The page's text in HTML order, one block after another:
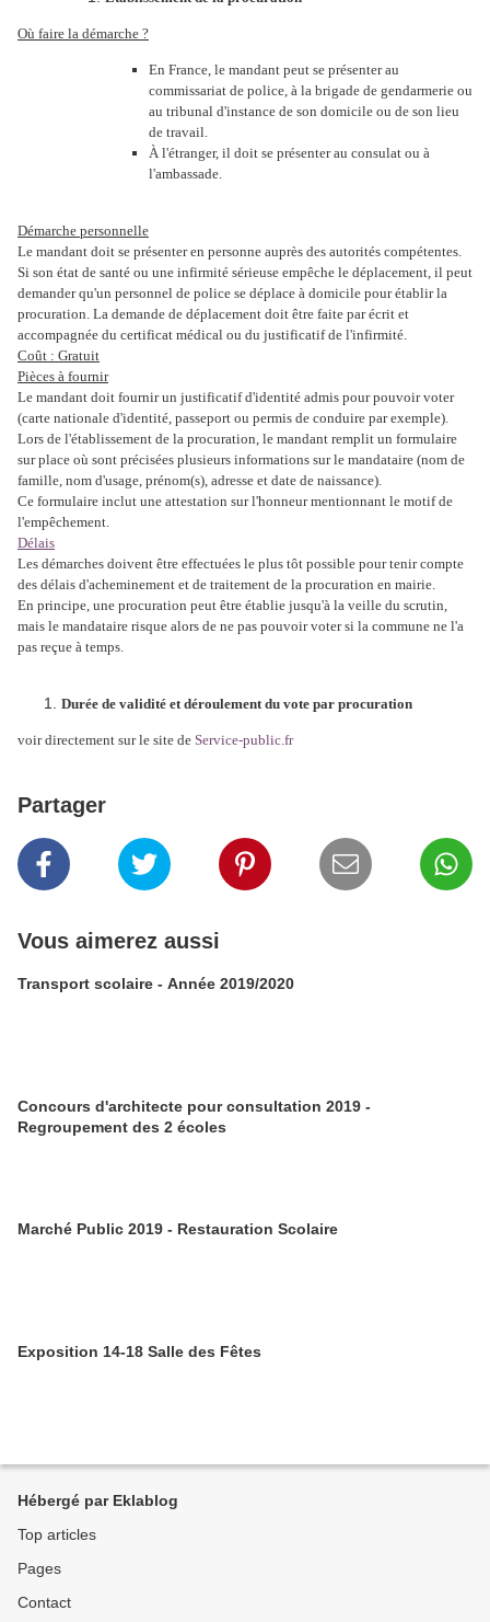
Où faire la démarche ?
En France, le mandant peut se présenter au
commissariat de police, à la brigade de gendarmerie ou
au tribunal d'instance de son domicile ou de son lieu
de travail.
À l'étranger, il doit se présenter au consulat ou à
l'ambassade.
Démarche personnelle
Le mandant doit se présenter en personne auprès des autorités compétentes.
Si son état de santé ou une infirmité sérieuse empêche le déplacement, il peut
demander qu'un personnel de police se déplace à domicile pour établir la
procuration. La demande de déplacement doit être faite par écrit et
accompagnée du certificat médical ou du justificatif de l'infirmité.
Coût : Gratuit
Pièces à fournir
Le mandant doit fournir un justificatif d'identité admis pour pouvoir voter
(carte nationale d'identité, passeport ou permis de conduire par exemple).
Lors de l'établissement de la procuration, le mandant remplit un formulaire
sur place où sont précisées plusieurs informations sur le mandataire (nom de
famille, nom d'usage, prénom(s), adresse et date de naissance).
Ce formulaire inclut une attestation sur l'honneur mentionnant le motif de
l'empêchement.
Délais
Les démarches doivent être effectuées le plus tôt possible pour tenir compte
des délais d'acheminement et de traitement de la procuration en mairie.
En principe, une procuration peut être établie jusqu'à la veille du scrutin,
mais le mandataire risque alors de ne pas pouvoir voter si la commune ne l'a
pas reçue à temps.
Durée de validité et déroulement du vote par procuration
voir directement sur le site de Service-public.fr
Partager
Vous aimerez aussi
Transport scolaire - Année 2019/2020
Concours d'architecte pour consultation 2019 -
Regroupement des 2 écoles
Marché Public 2019 - Restauration Scolaire
Exposition 14-18 Salle des Fêtes
Hébergé par Eklablog
Top articles
Pages
Contact